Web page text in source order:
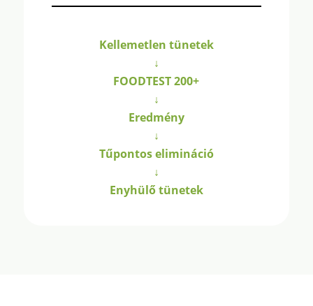
Kellemetlen tünetek
↓
FOODTEST 200+
↓
Eredmény
↓
Tűpontos elimináció
↓
Enyhülő tünetek